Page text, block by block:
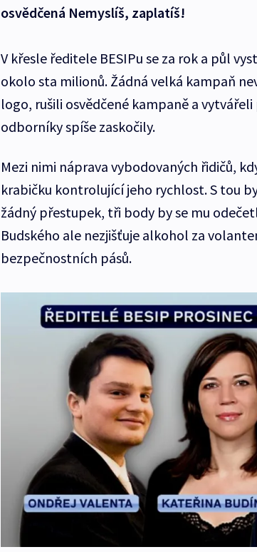
osvědčená Nemyslíš, zaplatíš!
V křesle ředitele BESIPu se za rok a půl
okolo sta milionů. Žádná velká kampaň
logo, rušili osvědčené kampaně a
odborníky spíše zaskočily.
Mezi nimi náprava vybodovaných řidičů,
krabičku kontrolující jeho rychlost. S tou
žádný přestupek, tři body by se mu
Budského ale nezjišťuje alkohol za
bezpečnostních pásů.